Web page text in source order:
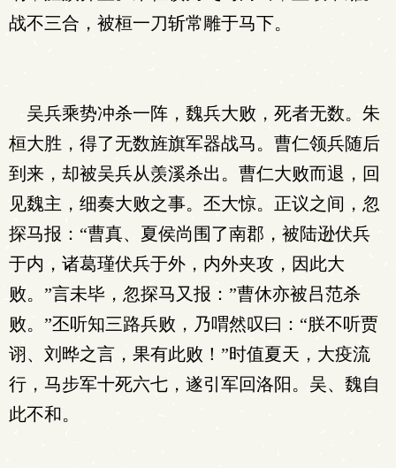
战不三合，被桓一刀斩常雕于马下。
吴兵乘势冲杀一阵，魏兵大败，死者无数。朱
桓大胜，得了无数旌旗军器战马。曹仁领兵随后
到来，却被吴兵从羡溪杀出。曹仁大败而退，回
见魏主，细奏大败之事。丕大惊。正议之间，忽
探马报：“曹真、夏侯尚围了南郡，被陆逊伏兵
于内，诸葛瑾伏兵于外，内外夹攻，因此大
败。”言未毕，忽探马又报：”曹休亦被吕范杀
败。”丕听知三路兵败，乃喟然叹曰：“朕不听贾
诩、刘晔之言，果有此败！”时值夏天，大疫流
行，马步军十死六七，遂引军回洛阳。吴、魏自
此不和。